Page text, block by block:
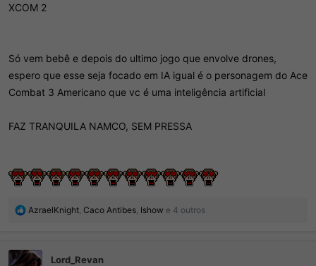
XCOM 2
Só vem bebê e depois do ultimo jogo que envolve drones,
espero que esse seja focado em IA igual é o personagem do Ace
Combat 3 Americano que vc é uma inteligência artificial
FAZ TRANQUILA NAMCO, SEM PRESSA
R
õ
AzraelKnight Caco Antibes Ishow e 4 outros
Lord_Revan